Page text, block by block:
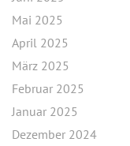
Mai 2025
April 2025
März 2025
Februar 2025
Januar 2025
Dezember 2024